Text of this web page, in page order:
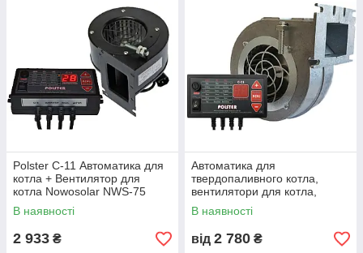
Polster C-11 Автоматика для
котла + Вентилятор для
котла Nowosolar NWS-75
В наявності
2 933 ₴
Автоматика для
твердопаливного котла,
вентилятори для котла,
димососи
В наявності
від 2 780 ₴